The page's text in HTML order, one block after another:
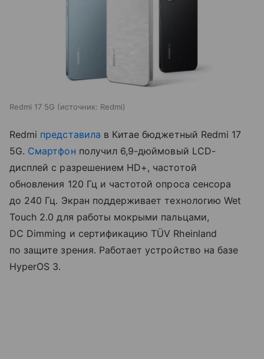
Redmi 17 5G источник: Redmi
Redmi представила в Китае бюджетный Redmi 17
5G. Смартфон получил 6,9-дюймовый LCD-
дисплей с разрешением HD+, частотой
обновления 120 Гц и частотой опроса сенсора
до 240 Гц. Экран поддерживает технологию Wet
Touch 2.0 для работы мокрыми пальцами,
DC Dimming и сертификацию TÜV Rheinland
по защите зрения. Работает устройство на базе
HyperOS 3.